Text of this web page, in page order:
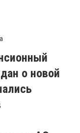
о новой